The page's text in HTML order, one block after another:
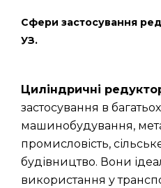
Сфери застосування
УЗ.
Циліндричні
застосування в
машинобудування,
промисловість,
будівництво. Вони
використання у